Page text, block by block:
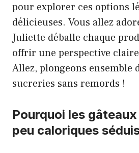
pour explorer ces options
délicieuses. Vous allez
Juliette déballe chaque
offrir une perspective
Allez, plongeons ensemble
sucreries sans remords !
Pourquoi les
peu caloriques